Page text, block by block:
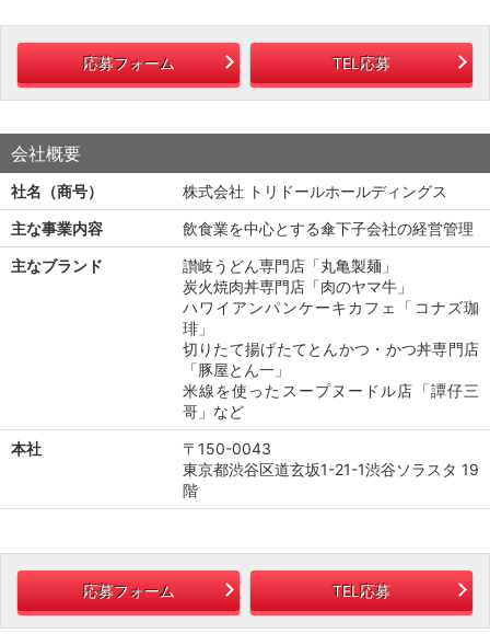
応募フォーム TEL応募
会社概要
社名（商号）
株式会社 トリドールホールディングス
主な事業内容
飲食業を中心とする傘下子会社の経営管理
主なブランド
讃岐うどん専門店「丸亀製麺」
炭火焼肉丼専門店「肉のヤマ牛」
ハワイアンパンケーキカフェ「コナズ珈
琲」
切りたて揚げたてとんかつ・かつ丼専門店
「豚屋とん一」
米線を使ったスープヌードル店「譚仔三
哥」など
本社
〒150-0043
東京都渋谷区道玄坂1-21-1渋谷ソラスタ 19
階
応募フォーム TEL応募